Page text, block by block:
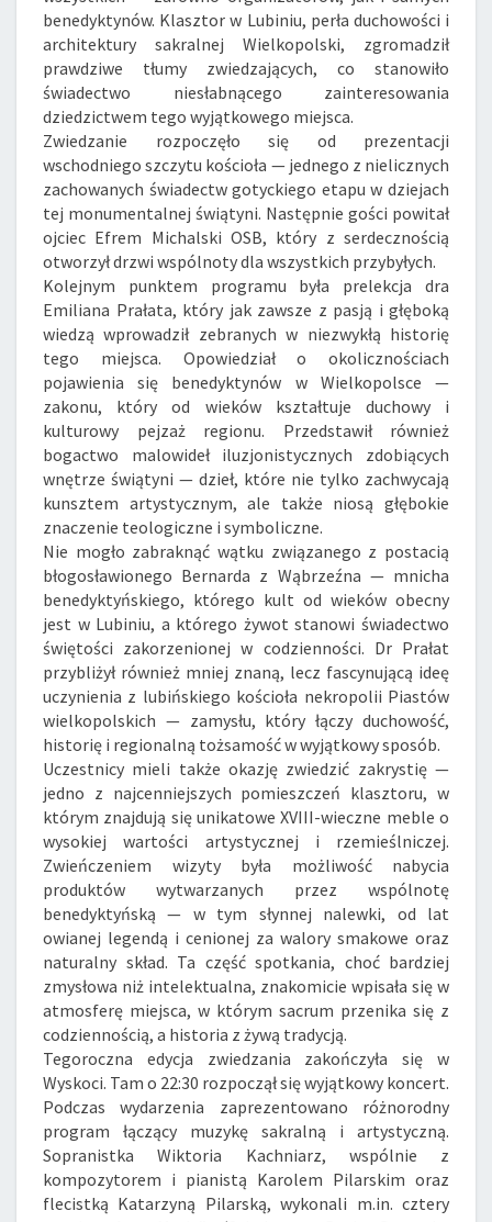
benedyktynów. Klasztor w Lubiniu, perła duchowości i
architektury sakralnej Wielkopolski, zgromadził
prawdziwe tłumy zwiedzających, co stanowiło
świadectwo niesłabnącego zainteresowania
dziedzictwem tego wyjątkowego miejsca.
Zwiedzanie rozpoczęło się od prezentacji
wschodniego szczytu kościoła — jednego z nielicznych
zachowanych świadectw gotyckiego etapu w dziejach
tej monumentalnej świątyni. Następnie gości powitał
ojciec Efrem Michalski OSB, który z serdecznością
otworzył drzwi wspólnoty dla wszystkich przybyłych.
Kolejnym punktem programu była prelekcja dra
Emiliana Prałata, który jak zawsze z pasją i głęboką
wiedzą wprowadził zebranych w niezwykłą historię
tego miejsca. Opowiedział o okolicznościach
pojawienia się benedyktynów w Wielkopolsce —
zakonu, który od wieków kształtuje duchowy i
kulturowy pejzaż regionu. Przedstawił również
bogactwo malowideł iluzjonistycznych zdobiących
wnętrze świątyni — dzieł, które nie tylko zachwycają
kunsztem artystycznym, ale także niosą głębokie
znaczenie teologiczne i symboliczne.
Nie mogło zabraknąć wątku związanego z postacią
błogosławionego Bernarda z Wąbrzeźna — mnicha
benedyktyńskiego, którego kult od wieków obecny
jest w Lubiniu, a którego żywot stanowi świadectwo
świętości zakorzenionej w codzienności. Dr Prałat
przybliżył również mniej znaną, lecz fascynującą ideę
uczynienia z lubińskiego kościoła nekropolii Piastów
wielkopolskich — zamysłu, który łączy duchowość,
historię i regionalną tożsamość w wyjątkowy sposób.
Uczestnicy mieli także okazję zwiedzić zakrystię —
jedno z najcenniejszych pomieszczeń klasztoru, w
którym znajdują się unikatowe XVIII-wieczne meble o
wysokiej wartości artystycznej i rzemieślniczej.
Zwieńczeniem wizyty była możliwość nabycia
produktów wytwarzanych przez wspólnotę
benedyktyńską — w tym słynnej nalewki, od lat
owianej legendą i cenionej za walory smakowe oraz
naturalny skład. Ta część spotkania, choć bardziej
zmysłowa niż intelektualna, znakomicie wpisała się w
atmosferę miejsca, w którym sacrum przenika się z
codziennością, a historia z żywą tradycją.
Tegoroczna edycja zwiedzania zakończyła się w
Wyskoci. Tam o 22:30 rozpoczął się wyjątkowy koncert.
Podczas wydarzenia zaprezentowano różnorodny
program łączący muzykę sakralną i artystyczną.
Sopranistka Wiktoria Kachniarz, wspólnie z
kompozytorem i pianistą Karolem Pilarskim oraz
flecistką Katarzyną Pilarską, wykonali m.in. cztery